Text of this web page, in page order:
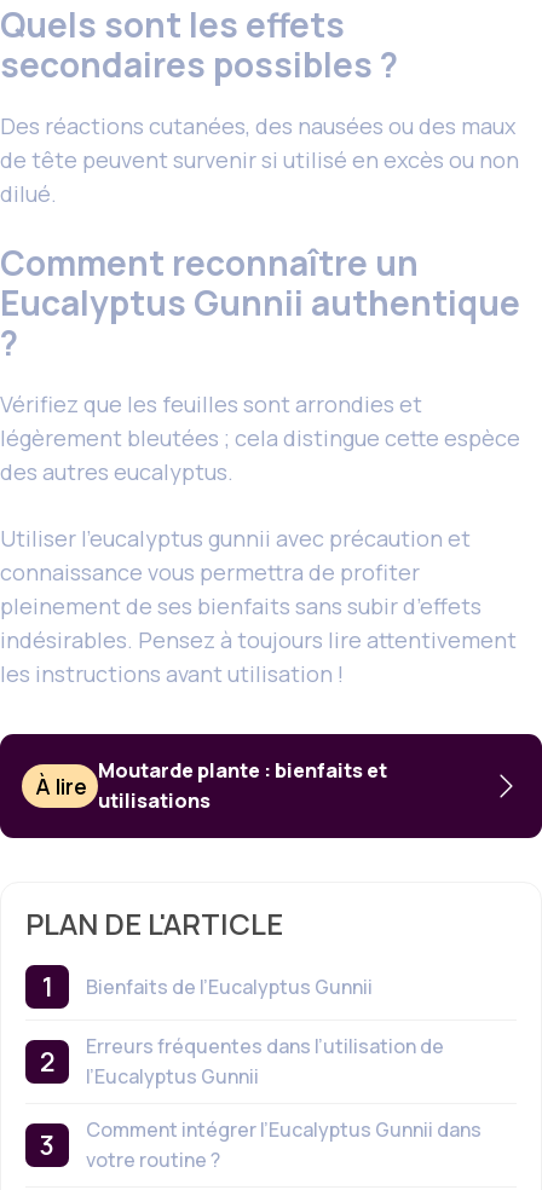
Quels sont les effets
secondaires possibles ?
Des réactions cutanées, des nausées ou des maux
de tête peuvent survenir si utilisé en excès ou non
dilué.
Comment reconnaître un
Eucalyptus Gunnii authentique
?
Vérifiez que les feuilles sont arrondies et
légèrement bleutées ; cela distingue cette espèce
des autres eucalyptus.
Utiliser l’eucalyptus gunnii avec précaution et
connaissance vous permettra de profiter
pleinement de ses bienfaits sans subir d’effets
indésirables. Pensez à toujours lire attentivement
les instructions avant utilisation !
À lire
Moutarde plante : bienfaits et
utilisations
PLAN DE L'ARTICLE
Bienfaits de l’Eucalyptus Gunnii
Erreurs fréquentes dans l’utilisation de
l’Eucalyptus Gunnii
Comment intégrer l’Eucalyptus Gunnii dans
votre routine ?